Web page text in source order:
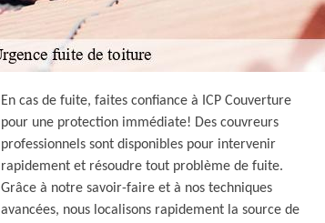
En cas de fuite, faites confiance à ICP Couverture
pour une protection immédiate! Des couvreurs
professionnels sont disponibles pour intervenir
rapidement et résoudre tout problème de fuite.
Grâce à notre savoir-faire et à nos techniques
avancées, nous localisons rapidement la source de